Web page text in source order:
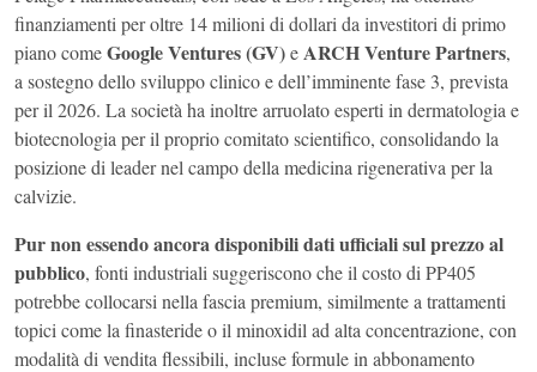
finanziamenti per oltre 14 milioni di dollari da investitori di primo
piano comeGoogle Ventures (GV)eARCH Venture Partners,
a sostegno dello sviluppo clinico e dell’imminente fase 3, prevista
per il 2026. La società ha inoltre arruolato esperti in dermatologia e
biotecnologia per il proprio comitato scientifico, consolidando la
posizione di leader nel campo della medicina rigenerativa per la
calvizie.
Pur non essendo ancora disponibili dati ufficiali sul prezzo al
pubblico, fonti industriali suggeriscono che il costo di PP405
potrebbe collocarsi nella fascia premium, similmente a trattamenti
topici come la finasteride o il minoxidil ad alta concentrazione, con
modalità di vendita flessibili, incluse formule in abbonamento